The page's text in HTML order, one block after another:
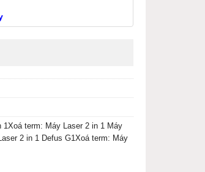
term: Máy Laser 2 in 1 Máy
2 in 1 Defus G1Xoá term: Máy